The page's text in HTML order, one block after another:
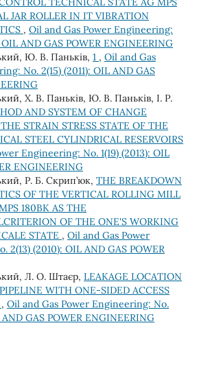
JAR ROLLER IN IT VIBRATION
, Oil and Gas Power Engineering:
OIL AND GAS POWER ENGINEERING
Ю. В. Паньків, 1 , Oil and Gas
No. 2(15) (2011): OIL AND GAS
Х. В. Паньків, Ю. В. Паньків, І. Р.
AND SYSTEM OF CHANGE
STRAIN STRESS STATE OF THE
STEEL CYLINDRICAL RESERVOIRS
Engineering: No. 1(19) (2013): OIL
ENGINEERING
Р. Б. Скрип’юк, THE BREAKDOWN
OF THE VERTICAL ROLLING MILL
180BK AS THE
OF THE ONE'S WORKING
STATE , Oil and Gas Power
2(13) (2010): OIL AND GAS POWER
Л. О. Штаєр, LEAKAGE LOCATION
WITH ONE-SIDED ACCESS
, Oil and Gas Power Engineering: No.
GAS POWER ENGINEERING